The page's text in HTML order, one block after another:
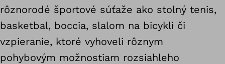
rôznorodé športové súťaže ako stolný tenis,
basketbal, boccia, slalom na bicykli či
vzpieranie, ktoré vyhoveli rôznym
pohybovým možnostiam rozsiahleho